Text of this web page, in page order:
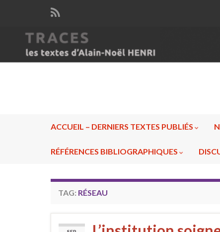
ACCUEIL – DERNIERS TEXTES PUBLIÉS
RÉFÉRENCES BIBLIOGRAPHIQUES
TAG: RÉSEAU